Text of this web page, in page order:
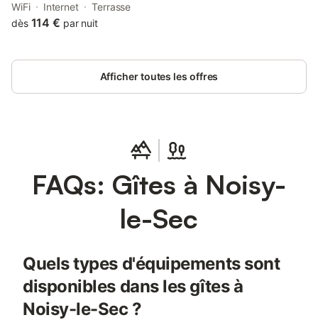
La Cigale Concert Hall, as well as 10 km from Pigalle Metro
Station.
WiFi Internet
Terrasse
dès 114 € par nuit
Afficher toutes les offres
FAQs: Gîtes à Noisy-
le-Sec
Quels types d'équipements sont
disponibles dans les gîtes à
Noisy-le-Sec ?